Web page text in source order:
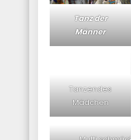
Tanz der
Männer
Tanzendes
Mädchen